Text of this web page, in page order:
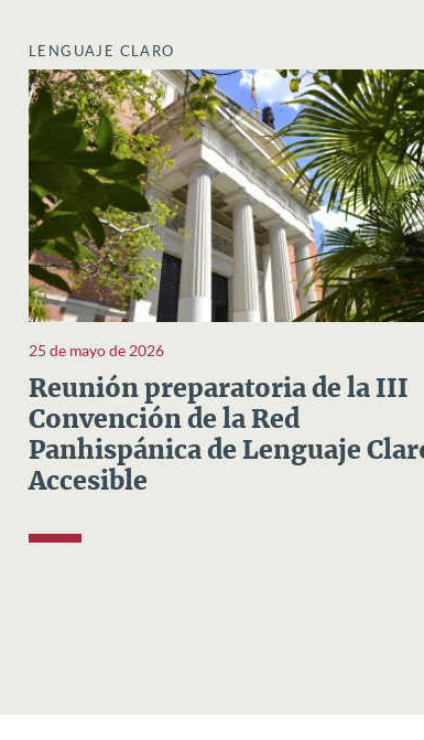
LENGUAJE CLARO
25 de mayo de 2026
Reunión preparatoria de la III
Convención de la Red
Panhispánica de Lenguaje
Accesible